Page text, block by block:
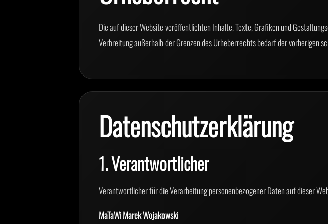
Die auf dieser Website veröffentlichten Inhalte, Texte, Grafiken und
Verbreitung außerhalb der Grenzen des Urheberrechts bedarf der vorherigen
Datenschutzerklärung
1. Verantwortlicher
Verantwortlicher für die Verarbeitung personenbezogener Daten auf dieser
MaTaWi Marek Wojakowski